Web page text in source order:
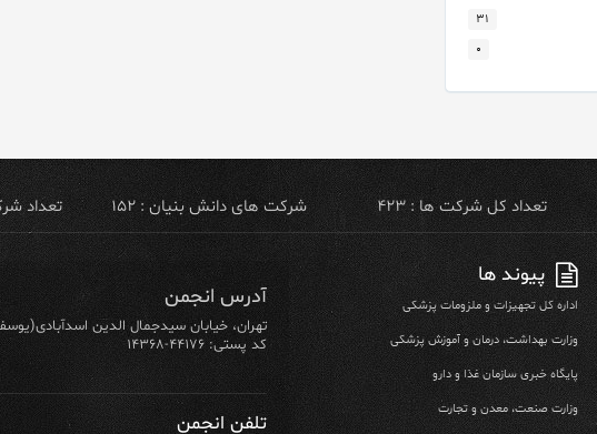
۳۱
۰
تعداد کل شرکت ها : ۴۲۳ شرکت های دانش بنیان : ۱۵۲ تعداد
پیوند ها
اداره کل تجهیزات و ملزومات پزشکی
وزارت بهداشت، درمان و آموزش پزشکی
پایگاه خبری سازمان غذا و دارو
وزارت صنعت، معدن و تجارت
آدرس انجمن
تهران، خیابان سیدجمال الدین اسدآبادی(یوسف آباد)، خیابان ۶۴ شرقی،
کد پستی: ۴۴۱۷۶-۱۴۳۶۸
تلفن انجمن